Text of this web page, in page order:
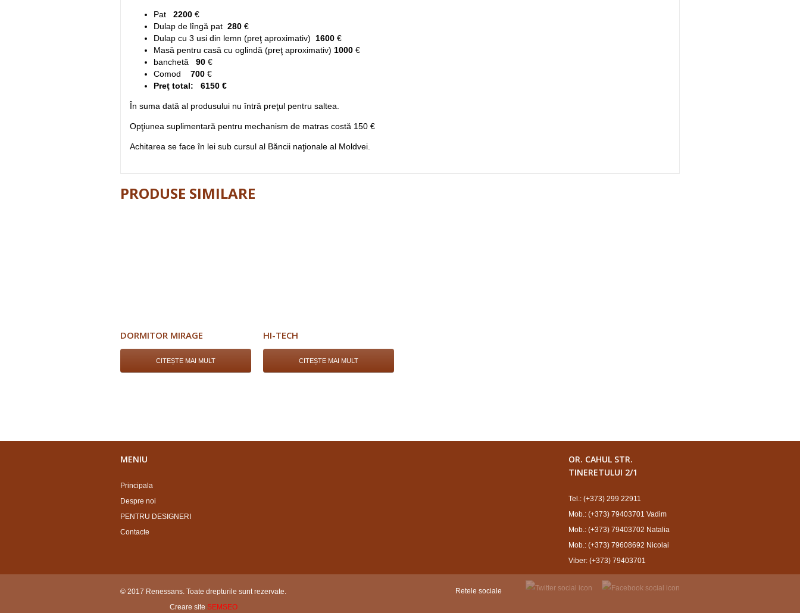
Pat 2200 €
Dulap de lîngă pat 280 €
Dulap cu 3 usi din lemn (preţ aproximativ) 1600 €
Masă pentru casă cu oglindă (preţ aproximativ) 1000 €
banchetă 90 €
Comod 700 €
Preţ total: 6150 €
În suma dată al produsului nu întră preţul pentru saltea.
Opţiunea suplimentară pentru mechanism de matras costă 150 €
Achitarea se face în lei sub cursul al Băncii naţionale al Moldvei.
PRODUSE SIMILARE
DORMITOR MIRAGE
CITEȘTE MAI MULT
HI-TECH
CITEȘTE MAI MULT
MENIU
Principala
Despre noi
PENTRU DESIGNERI
Contacte
OR. CAHUL STR.
TINERETULUI 2/1
Tel.: (+373) 299 22911
Mob.: (+373) 79403701 Vadim
Mob.: (+373) 79403702 Natalia
Mob.: (+373) 79608692 Nicolai
Viber: (+373) 79403701
© 2017 Renessans. Toate drepturile sunt rezervate.
Creare site SEMSEO
Retele sociale